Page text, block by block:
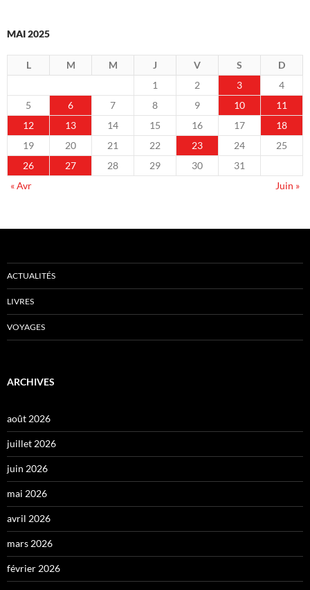
MAI 2025
L M M J V S
D
1
2 3
4
5
6 7 8 9 10
11
12
13 14 15 16 17
18
19
20 21 22 23 24
25
26
27 28 29 30
31
« Avr
Juin »
ACTUALITÉS
LIVRES
VOYAGES
ARCHIVES
août 2026
juillet 2026
juin 2026
mai 2026
avril 2026
mars 2026
février 2026